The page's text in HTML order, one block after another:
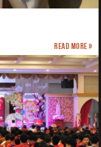
Read more »